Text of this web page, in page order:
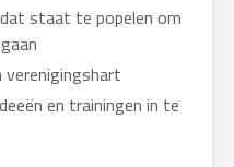
staat te popelen om
en trainingen in te